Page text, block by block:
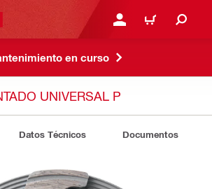
INICIE SESIÓN O
CARRITO
en curso
UNIVERSAL P
Datos Técnicos Documentos